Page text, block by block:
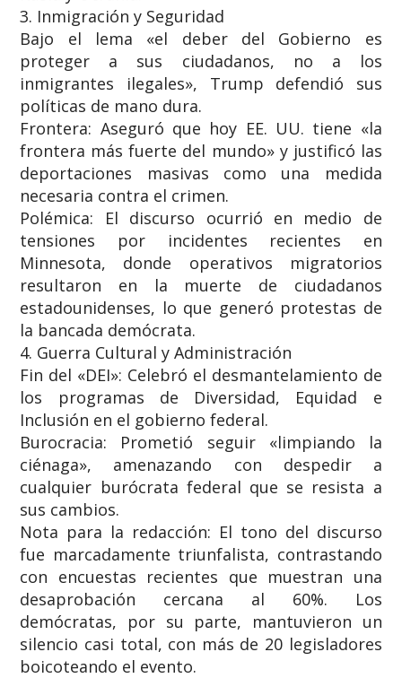
​3. Inmigración y Seguridad
​Bajo el lema «el deber del Gobierno es
proteger a sus ciudadanos, no a los
inmigrantes ilegales», Trump defendió sus
políticas de mano dura.
​Frontera: Aseguró que hoy EE. UU. tiene «la
frontera más fuerte del mundo» y justificó las
deportaciones masivas como una medida
necesaria contra el crimen.
​Polémica: El discurso ocurrió en medio de
tensiones por incidentes recientes en
Minnesota, donde operativos migratorios
resultaron en la muerte de ciudadanos
estadounidenses, lo que generó protestas de
la bancada demócrata.
​4. Guerra Cultural y Administración
​Fin del «DEI»: Celebró el desmantelamiento de
los programas de Diversidad, Equidad e
Inclusión en el gobierno federal.
​Burocracia: Prometió seguir «limpiando la
ciénaga», amenazando con despedir a
cualquier burócrata federal que se resista a
sus cambios.
​Nota para la redacción: El tono del discurso
fue marcadamente triunfalista, contrastando
con encuestas recientes que muestran una
desaprobación cercana al 60%. Los
demócratas, por su parte, mantuvieron un
silencio casi total, con más de 20 legisladores
boicoteando el evento.